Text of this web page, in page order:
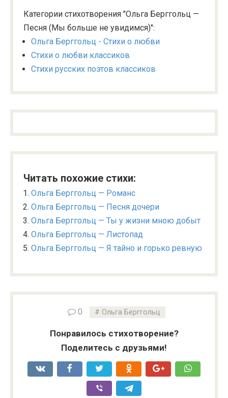
Категории стихотворения "Ольга Берггольц —
Песня (Мы больше не увидимся)":
Ольга Берггольц - Стихи о любви
Стихи о любви классиков
Стихи русских поэтов классиков
Читать похожие стихи:
Ольга Берггольц — Романс
Ольга Берггольц — Песня дочери
Ольга Берггольц — Ты у жизни мною добыт
Ольга Берггольц — Листопад
Ольга Берггольц — Я тайно и горько ревную
0 Ольга Берггольц
Понравилось стихотворение?
Поделитесь с друзьями!